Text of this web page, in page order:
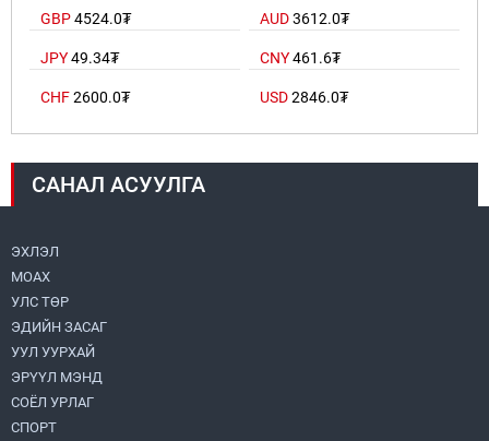
2026.07.31
КОМПАНИУДАД ХӨНДЛӨНГИЙН АУДИТ
2026.07.31
Бүсчилсэн хөгжил, гамшгийн эрсдэлийг
GBP4524.0₮
JPY49.34₮
CHF2600.0₮
AUD3612.0₮
CNY461.6₮
USD2846.0₮
САНАЛ АСУУЛГА
ЭХЛЭЛ
МОАХ
УЛС ТӨР
ЭДИЙН ЗАСАГ
УУЛ УУРХАЙ
ЭРҮҮЛ МЭНД
СОЁЛ УРЛАГ
СПОРТ